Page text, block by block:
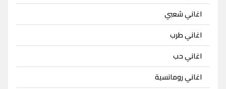
اغاني شعبي
اغاني طرب
اغاني حب
اغاني رومانسية